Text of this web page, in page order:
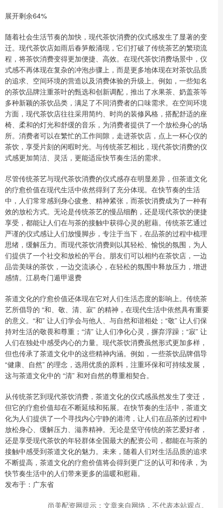
展开剩余64%
随着社会生活节奏的加快，现代茶饮消费的仪式感发生了显著的变
迁。现代茶饮店如雨后春笋般涌现，它们打破了传统茶艺的繁琐流
程，将茶饮消费变得更加便捷、高效。在现代茶饮消费场景中，仪
式感不再体现在复杂的冲泡步骤上，而是更多地体现在对茶饮品质
的追求、空间环境的营造以及消费体验的升级上。例如，一些知名
的茶饮品牌注重茶叶的甄选和创新调配，推出了水果茶、奶盖茶等
多种新颖的茶饮品类，满足了不同消费者的口味需求。在空间环境
方面，现代茶饮店往往采用简约、时尚的装修风格，搭配舒适的座
椅、柔和的灯光和舒缓的音乐，为消费者提供了一个放松身心的场
所。消费者可以在繁忙的工作间隙，走进茶饮店，点上一杯心仪的
茶饮，享受片刻的闲暇时光。与传统茶艺相比，现代茶饮消费的仪
式感更加简洁、灵活，更能适应快节奏生活的需求。
尽管传统茶艺与现代茶饮消费的仪式感存在明显差异，但茶道文化
的疗愈价值在现代生活中依然得到了充分体现。在快节奏的生活
中，人们常常感到身心疲惫、精神紧张，而茶饮消费成为了一种有
效的放松方式。无论是传统茶艺的慢品细酌，还是现代茶饮的便捷
享受，都能让人们在与茶的接触中获得心灵的慰藉。传统茶艺通过
严谨的仪式感让人们放慢脚步，专注于当下，在品茶的过程中梳理
思绪，缓解压力。而现代茶饮消费则以其轻松、愉悦的氛围，为人
们提供了一个社交和放松的平台。朋友们可以相约在茶饮店，一边
品尝美味的茶饮，一边交流谈心，在轻松的氛围中释放压力，增进
感情。江易奇门遁甲退费
茶道文化的疗愈价值还体现在它对人们生活态度的影响上。传统茶
艺所倡导的 “和、敬、清、寂” 的精神，在现代生活中依然具有重要
的意义。“和” 让人们学会与他人、与自然和谐相处；“敬” 让人们保
持对生活的敬畏和尊重；“清” 让人们净化心灵，摒弃浮躁；“寂” 让
人们在独处中感受内心的力量。现代茶饮消费虽然形式更加多样，
但也传承了茶道文化中的这些精神内涵。例如，一些茶饮品牌倡导
“健康、自然” 的理念，选用优质的原料，注重环保和可持续发展，
这与茶道文化中的 “清” 和对自然的尊重相契合。
从传统茶艺到现代茶饮消费，茶道文化的仪式感虽然发生了变迁，
但它的疗愈价值却在不断延续和拓展。在快节奏的生活中，茶道文
化为人们提供了一个寻找内心宁静的港湾，让人们在品茶的过程中
放松身心、缓解压力、滋养精神。无论是坚守传统的茶艺爱好者，
还是享受现代茶饮的年轻群体全国最大的配资公司，都能在与茶的
接触中感受到茶道文化的魅力。未来，随着人们对生活品质的追求
不断提高，茶道文化的疗愈价值将会得到更广泛的认可和传承，为
快节奏生活中的人们带来更多的温暖和慰藉。
发布于：广东省
尚美配资网提示：文章来自网络，不代表本站观点。